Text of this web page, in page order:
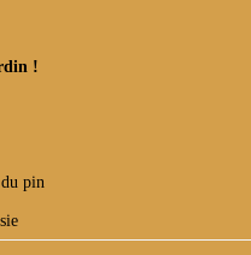
!
du pin